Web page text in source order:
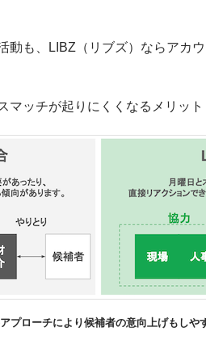
動も、LIBZ（リブズ）ならアカ
ッチが起りにくくなるメリット
プローチにより候補者の意向上げもしや